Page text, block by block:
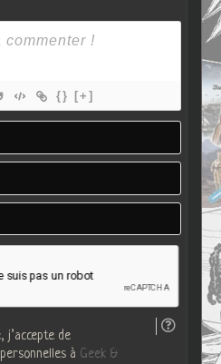
{} [+]
P
e
d
o
E
m
i
S
t
j’accepte de
à Geek &